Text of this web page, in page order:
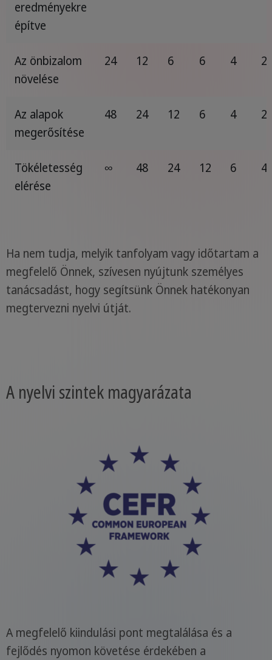
eredményekre
építve
Az önbizalom
növelése
24 12 6 6 4 2
Az alapok
megerősítése
48 24 12 6 4 2
Tökéletesség
elérése
∞ 48 24 12 6 4
Ha nem tudja, melyik tanfolyam vagy időtartam a
megfelelő Önnek, szívesen nyújtunk személyes
tanácsadást, hogy segítsünk Önnek hatékonyan
megtervezni nyelvi útját.
A nyelvi szintek magyarázata
A megfelelő kiindulási pont megtalálása és a
fejlődés nyomon követése érdekében a